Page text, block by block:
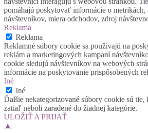
pomáhajú poskytovať informácie o metrikách,
návštevníkov, miera odchodov, zdroj
Reklama
Reklama
Reklamné súbory cookie sa používajú na
reklám a marketingových kampaní
cookie sledujú návštevníkov na webových
informácie na poskytovanie prispôsobených
Iné
Iné
Ďalšie nekategorizované súbory cookie sú tie,
zatiaľ neboli zaradené do žiadnej kategórie.
ULOŽIŤ A PRIJAŤ
▲